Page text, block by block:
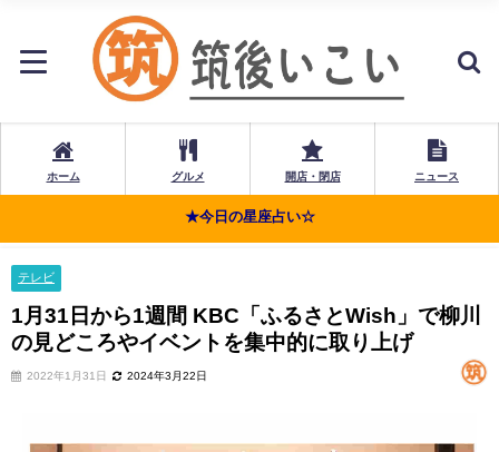
ホーム グルメ 開店・閉店 ニュース
★今日の星座占い☆
テレビ
1月31日から1週間 KBC「ふるさとWish」で柳川
の見どころやイベントを集中的に取り上げ
2022年1月31日 2024年3月22日